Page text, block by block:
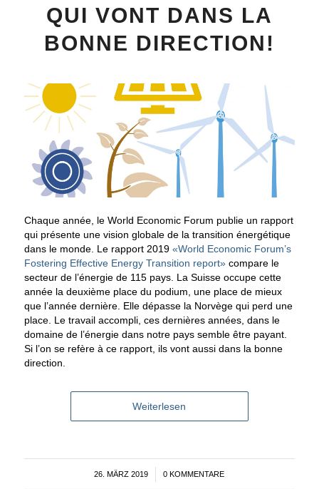
QUI VONT DANS LA
BONNE DIRECTION!
Chaque année, le World Economic Forum publie un rapport
qui présente une vision globale de la transition énergétique
dans le monde. Le rapport 2019 «World Economic Forum’s
Fostering Effective Energy Transition report»compare le
secteur de l’énergie de 115 pays. La Suisse occupe cette
année la deuxième place du podium, une place de mieux
que l’année dernière. Elle dépasse la Norvège qui perd une
place. Le travail accompli, ces dernières années, dans le
domaine de l’énergie dans notre pays semble être payant.
Si l’on se refère à ce rapport, ils vont aussi dans la bonne
direction.
Weiterlesen
26. MÄRZ 2019
/ 0 KOMMENTARE